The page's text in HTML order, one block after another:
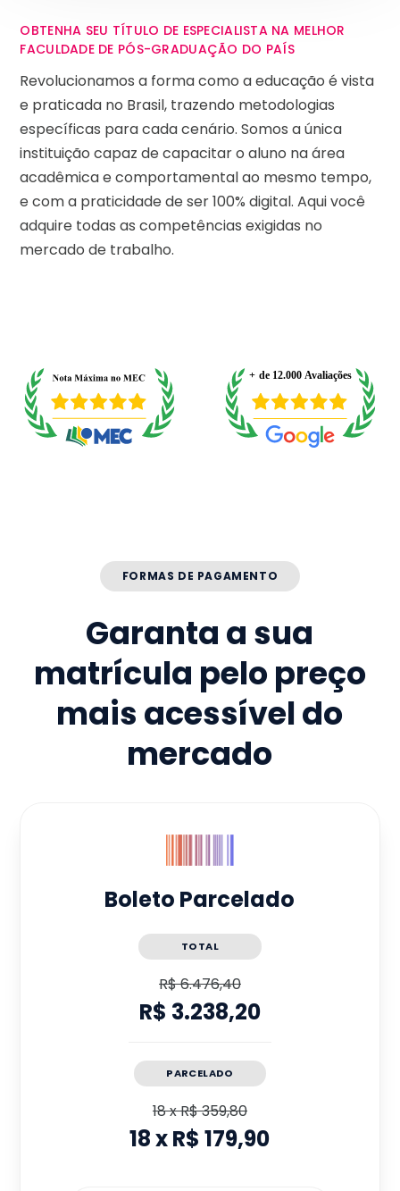
OBTENHA SEU TÍTULO DE ESPECIALISTA NA MELHOR
FACULDADE DE PÓS-GRADUAÇÃO DO PAÍS
Revolucionamos a forma como a educação é vista
e praticada no Brasil, trazendo metodologias
específicas para cada cenário. Somos a única
instituição capaz de capacitar o aluno na área
acadêmica e comportamental ao mesmo tempo,
e com a praticidade de ser 100% digital. Aqui você
adquire todas as competências exigidas no
mercado de trabalho.
FORMAS DE PAGAMENTO
Garanta a sua
matrícula pelo preço
mais acessível do
mercado
Boleto Parcelado
TOTAL
R$ 6.476,40
R$ 3.238,20
PARCELADO
18xR$ 359,80
18xR$ 179,90